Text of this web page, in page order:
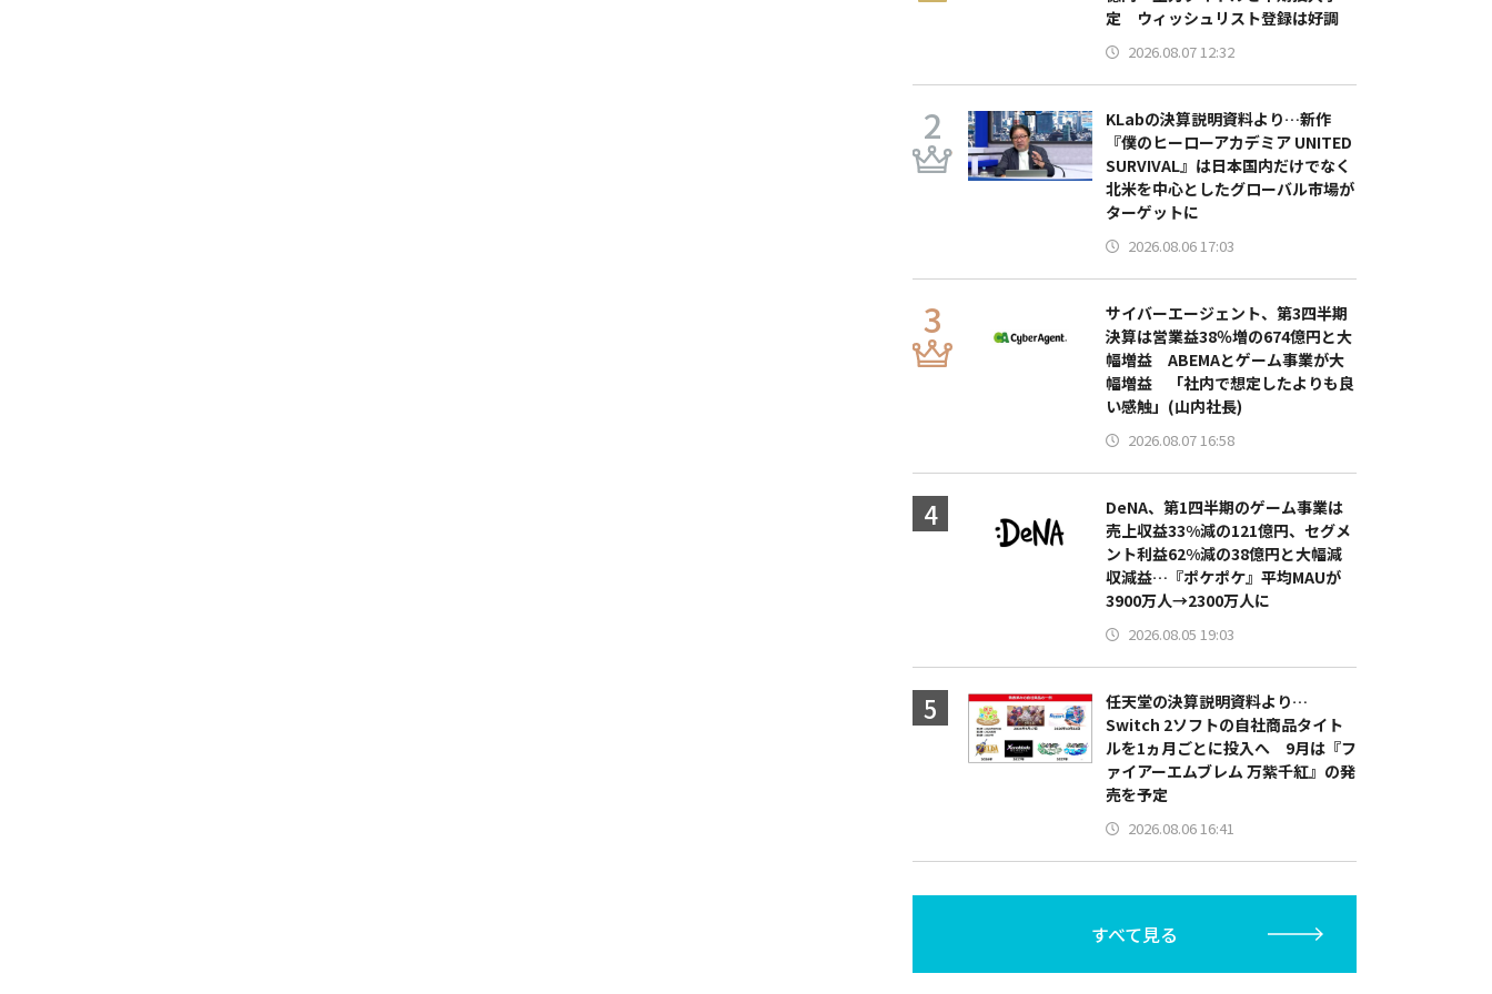
定 ウィッシュリスト登録は好調
2026.08.07 12:32
KLabの決算説明資料より…新作
『僕のヒーローアカデミア UNITED
SURVIVAL』は日本国内だけでなく
北米を中心としたグローバル市場が
ターゲットに
2026.08.06 17:03
サイバーエージェント、第3四半期
決算は営業益38％増の674億円と大
幅増益 ABEMAとゲーム事業が大
幅増益 「社内で想定したよりも良
い感触」(山内社長)
2026.08.07 16:58
DeNA、第1四半期のゲーム事業は
売上収益33%減の121億円、セグメ
ント利益62%減の38億円と大幅減
収減益…『ポケポケ』平均MAUが
3900万人→2300万人に
2026.08.05 19:03
任天堂の決算説明資料より…
Switch 2ソフトの自社商品タイト
ルを1ヵ月ごとに投入へ 9月は『フ
ァイアーエムブレム 万紫千紅』の発
売を予定
2026.08.06 16:41
すべて見る